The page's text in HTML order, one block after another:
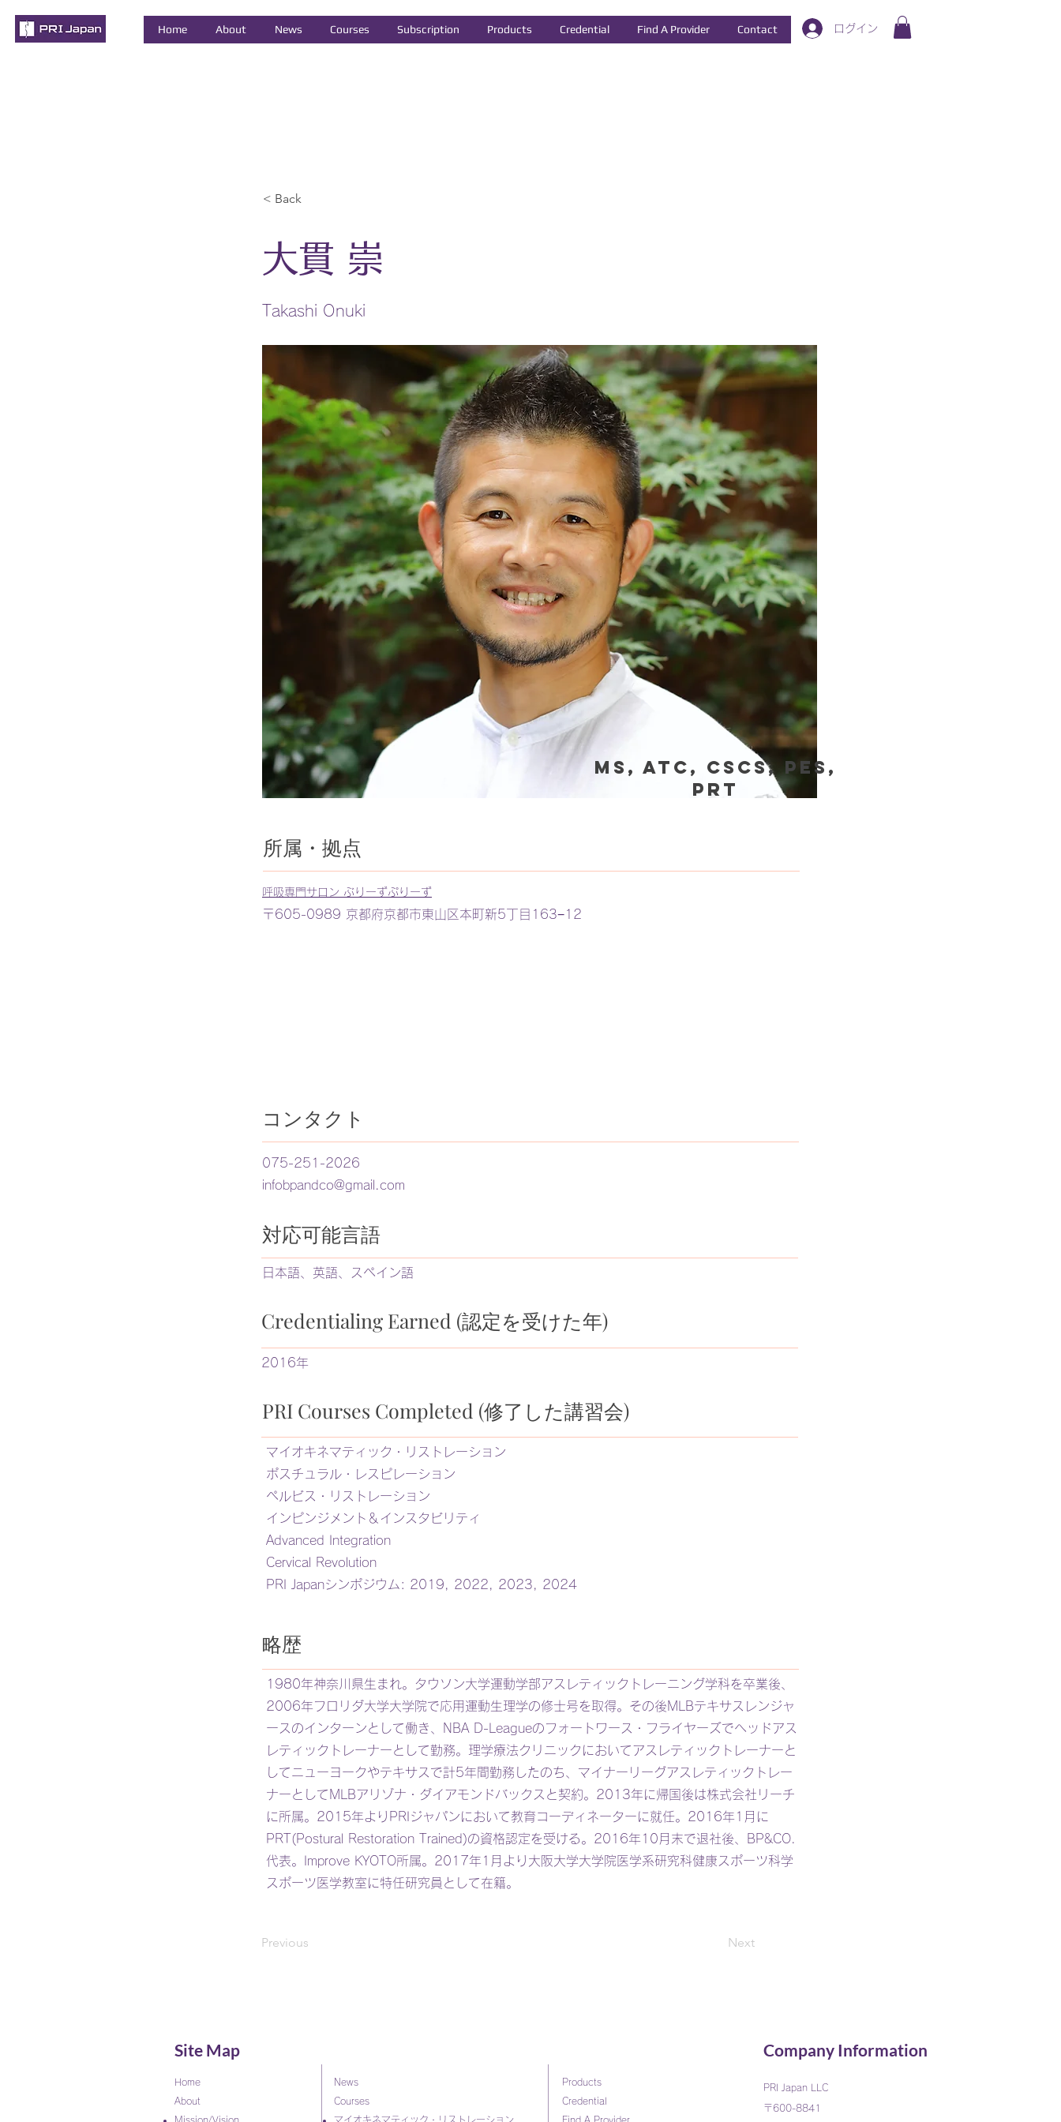
Home About News Courses Subscription Products Credential Find A Provider Contact ログイン
< Back
大貫 崇
Takashi Onuki
MS, ATC, CSCS, PES,
PRT
所属・拠点
呼吸専門サロン ぶりーずぷりーず
〒605-0989 京都府京都市東山区本町新5丁目163−12
コンタクト
075-251-2026
infobpandco@gmail.com
​対応可能言語
日本語、英語、スペイン語
Credentialing Earned (認定を受けた年)
2016年
PRI Courses Completed (修了した講習会)
マイオキネマティック・リストレーション
ポスチュラル・レスピレーション
ペルビス・リストレーション
インピンジメント＆インスタビリティ
Advanced Integration
Cervical Revolution
PRI Japanシンポジウム: 2019, 2022, 2023, 2024
​略歴
1980年神奈川県生まれ。タウソン大学運動学部アスレティックトレーニング学科を卒業後、
2006年フロリダ大学大学院で応用運動生理学の修士号を取得。その後MLBテキサスレンジャ
ースのインターンとして働き、NBA D-Leagueのフォートワース・フライヤーズでヘッドアス
レティックトレーナーとして勤務。理学療法クリニックにおいてアスレティックトレーナーと
してニューヨークやテキサスで計5年間勤務したのち、マイナーリーグアスレティックトレー
ナーとしてMLBアリゾナ・ダイアモンドバックスと契約。2013年に帰国後は株式会社リーチ
に所属。2015年よりPRIジャパンにおいて教育コーディネーターに就任。2016年1月に
PRT(Postural Restoration Trained)の資格認定を受ける。2016年10月末で退社後、BP&CO.
代表。Improve KYOTO所属。2017年1月より大阪大学大学院医学系研究科健康スポーツ科学
スポーツ医学教室に特任研究員として在籍。
Previous Next
Site Map
Home
About
Mission/Vision
News
Courses
マイオキネマティック・リストレーション
Products
Credential
Find A Provider
Company Information
PRI Japan LLC
〒600-8841